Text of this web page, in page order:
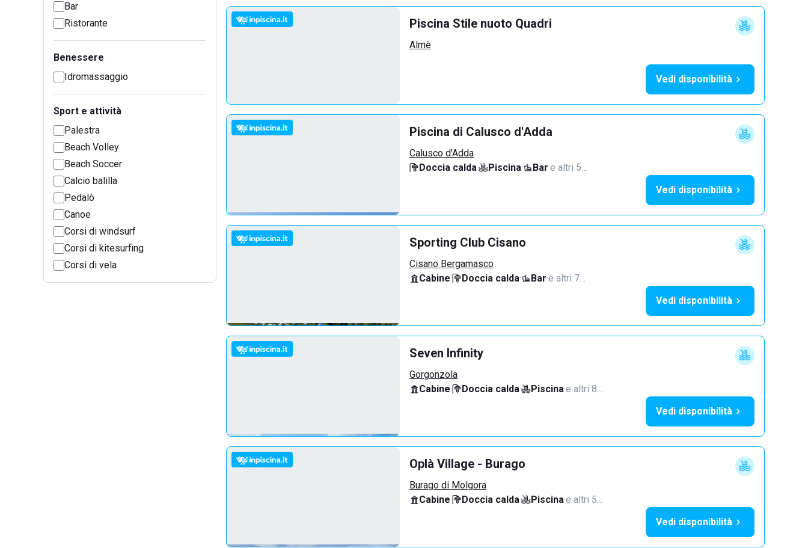
Bar
Ristorante
Benessere
Idromassaggio
Sport e attività
Palestra
Beach Volley
Beach Soccer
Calcio balilla
Pedalò
Canoe
Corsi di windsurf
Corsi di kitesurfing
Corsi di vela
Piscina Stile nuoto Quadri
Almè
Vedi disponibilità
Piscina di Calusco d'Adda
Calusco d'Adda
Doccia calda· Piscina· Bar·e altri 5…
Vedi disponibilità
Sporting Club Cisano
Cisano Bergamasco
Cabine· Doccia calda· Bar·e altri 7…
Vedi disponibilità
Seven Infinity
Gorgonzola
Cabine· Doccia calda· Piscina·e altri 8…
Vedi disponibilità
Oplà Village - Burago
Burago di Molgora
Cabine· Doccia calda· Piscina·e altri 5…
Vedi disponibilità